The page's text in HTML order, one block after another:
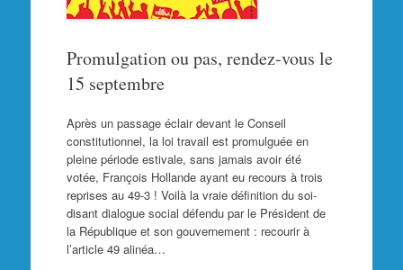
Promulgation ou pas, rendez-vous le
15 septembre
Après un passage éclair devant le Conseil
constitutionnel, la loi travail est promulguée en
pleine période estivale, sans jamais avoir été
votée, François Hollande ayant eu recours à trois
reprises au 49-3 ! Voilà la vraie définition du soi-
disant dialogue social défendu par le Président de
la République et son gouvernement : recourir à
l’article 49 alinéa…